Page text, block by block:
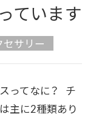
ています
セサリー
ってなに？ チ
主に2種類あり